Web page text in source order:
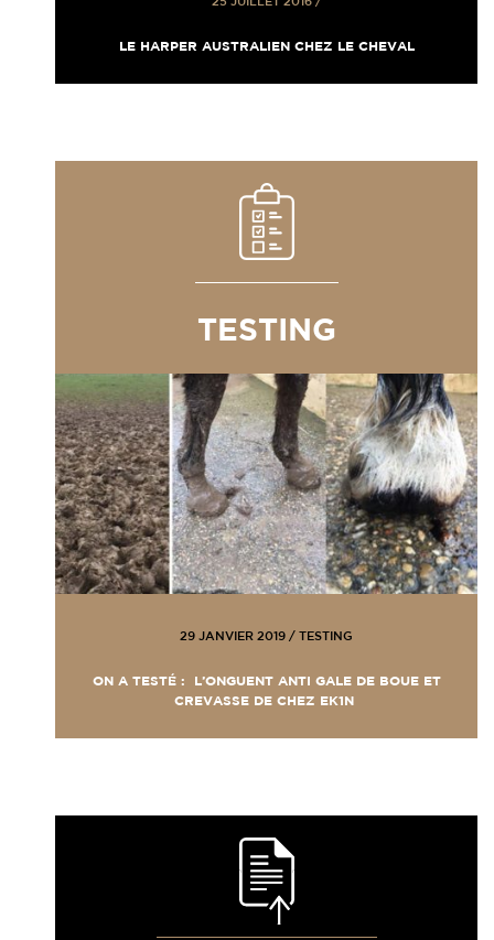
LE HARPER AUSTRALIEN CHEZ LE CHEVAL
TESTING
29 JANVIER 2019 / TESTING
ON A TESTÉ : L’ONGUENT ANTI GALE DE BOUE ET
CREVASSE DE CHEZ EK1N